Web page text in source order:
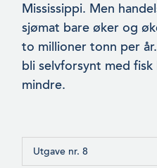
Mississippi. Men
sjømat bare øker og
to millioner tonn per
bli selvforsynt med
mindre.
Utgave nr. 8